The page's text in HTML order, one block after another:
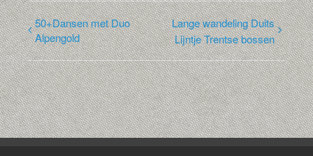
50+Dansen met Duo
Alpengold
Lange wandeling Duits
Lijntje Trentse bossen